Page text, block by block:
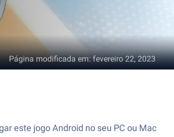
Página modificada em:fevereiro 22, 2023
este jogo Android no seu PC ou Mac